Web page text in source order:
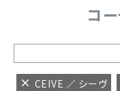
コ
CEIVE ／ シーヴ